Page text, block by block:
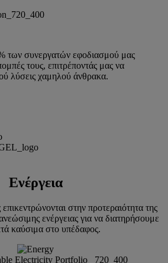
των συνεργατών εφοδιασμού μας
τους, επιτρέποντάς μας να
λύσεις χαμηλού άνθρακα.
Ενέργεια
στην προτεραιότητα της
ενέργειας για να διατηρήσουμε
καύσιμα στο υπέδαφος.